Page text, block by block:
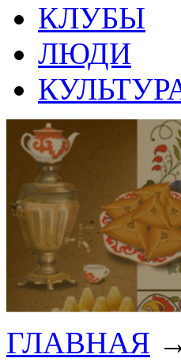
КЛУБЫ
ЛЮДИ
ГЛАВНАЯ